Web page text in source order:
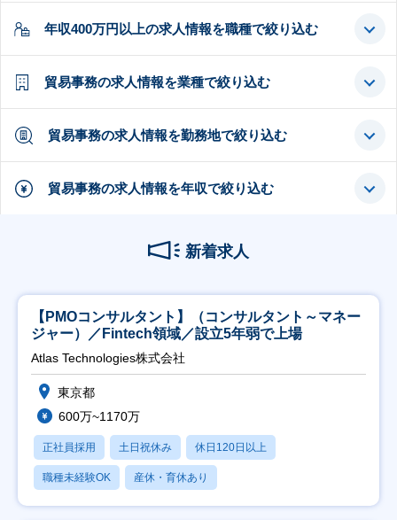
年収400万円以上の求人情報を職種で絞り込む
貿易事務の求人情報を業種で絞り込む
貿易事務の求人情報を勤務地で絞り込む
貿易事務の求人情報を年収で絞り込む
新着求人
【PMOコンサルタント】（コンサルタント～マネー
ジャー）／Fintech領域／設立5年弱で上場
Atlas Technologies株式会社
東京都
600万~1170万
正社員採用 土日祝休み 休日120日以上
職種未経験OK 産休・育休あり